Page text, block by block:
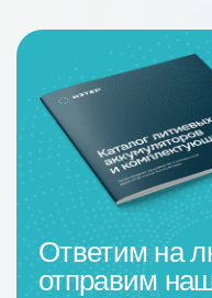
Ответим на
отправим